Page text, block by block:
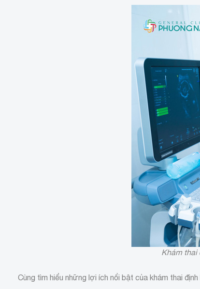
Khám thai
Cùng tìm hiểu những lợi ích nổi bật của khám thai